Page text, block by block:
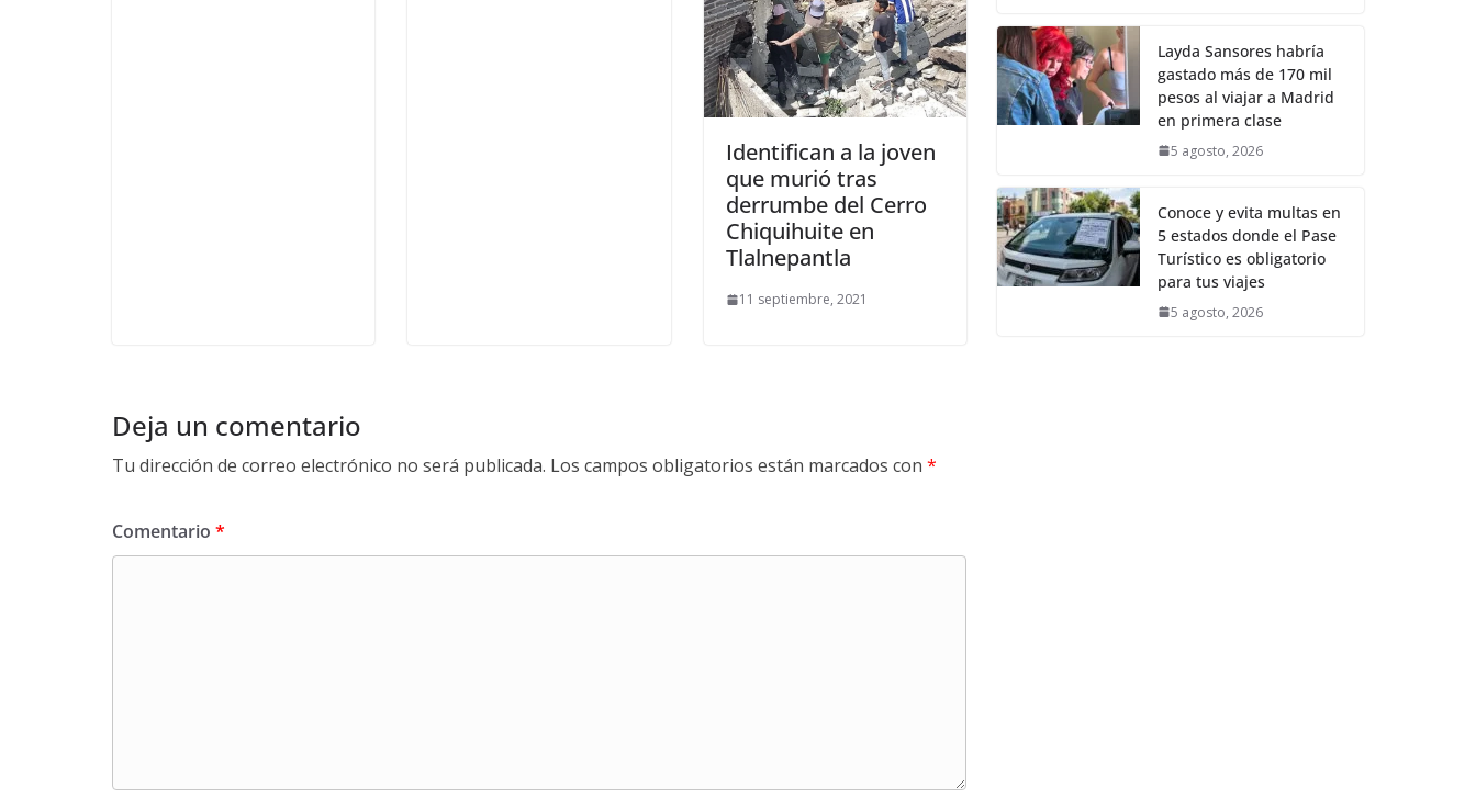
Identifican a la joven
que murió tras
derrumbe del Cerro
Chiquihuite en
Tlalnepantla
11 septiembre, 2021
Deja un comentario
Tu dirección de correo electrónico no será publicada. Los campos obligatorios están marcados con *
Comentario *
Layda Sansores habría
gastado más de 170 mil
pesos al viajar a Madrid
en primera clase
5 agosto, 2026
Conoce y evita multas en
5 estados donde el Pase
Turístico es obligatorio
para tus viajes
5 agosto, 2026